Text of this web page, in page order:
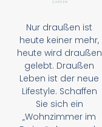
Nur draußen ist
heute keiner mehr,
heute wird draußen
gelebt. Draußen
Leben ist der neue
Lifestyle. Schaffen
Sie sich ein
„Wohnzimmer im